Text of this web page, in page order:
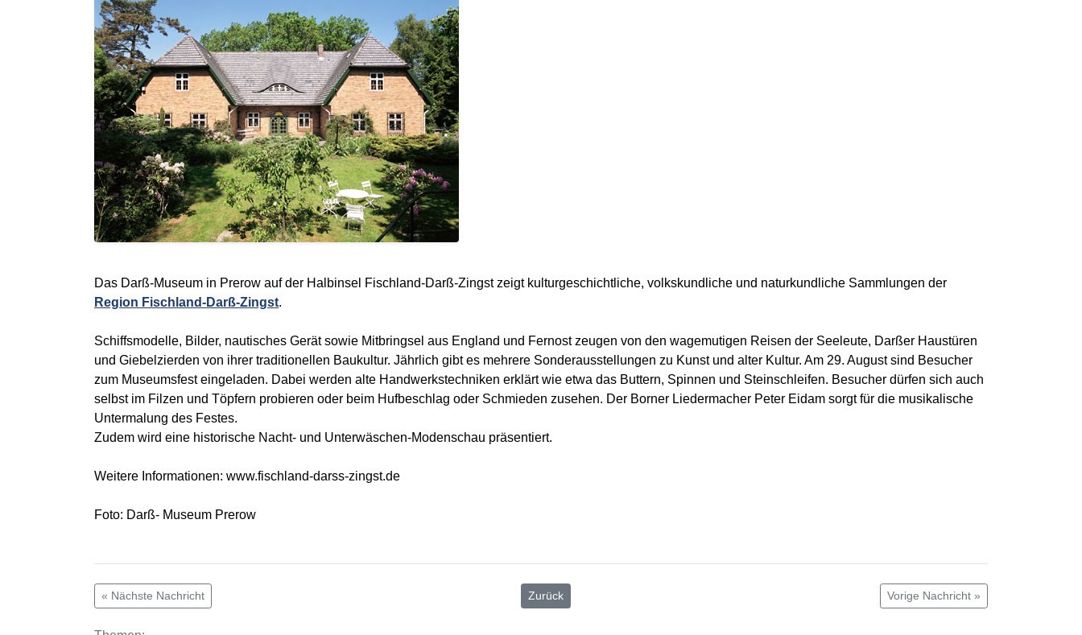
Das Darß-Museum in Prerow auf der Halbinsel Fischland-Darß-Zingst zeigt kulturgeschichtliche, volkskundliche und naturkundliche Sammlungen der
Region Fischland-Darß-Zingst.
Schiffsmodelle, Bilder, nautisches Gerät sowie Mitbringsel aus England und Fernost zeugen von den wagemutigen Reisen der Seeleute, Darßer Haustüren
und Giebelzierden von ihrer traditionellen Baukultur. Jährlich gibt es mehrere Sonderausstellungen zu Kunst und alter Kultur. Am 29. August sind Besucher
zum Museumsfest eingeladen. Dabei werden alte Handwerkstechniken erklärt wie etwa das Buttern, Spinnen und Steinschleifen. Besucher dürfen sich auch
selbst im Filzen und Töpfern probieren oder beim Hufbeschlag oder Schmieden zusehen. Der Borner Liedermacher Peter Eidam sorgt für die musikalische
Untermalung des Festes.
Zudem wird eine historische Nacht- und Unterwäschen-Modenschau präsentiert.
Weitere Informationen: www.fischland-darss-zingst.de
Foto: Darß- Museum Prerow
« Nächste Nachricht Zurück Vorige Nachricht »